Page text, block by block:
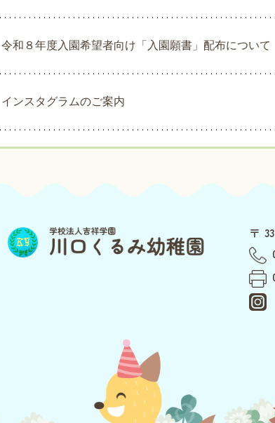
令和８年度入園希望者向け「入園願書」配布について
インスタグラムのご案内
〒